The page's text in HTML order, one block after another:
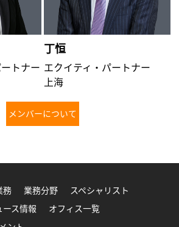
トナー
丁恒
エクイティ・パートナー
上海
メンバーについて
務 業務分野 スペシャリスト
ース情報 オフィス一覧